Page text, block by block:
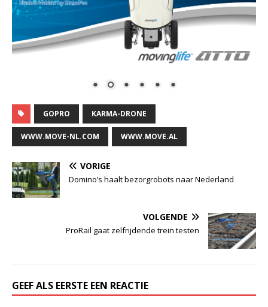
GOPRO KARMA-DRONE
WWW.MOVE-NL.COM WWW.MOVE.AL
VORIGE
Domino’s haalt bezorgrobots naar Nederland
VOLGENDE
ProRail gaat zelfrijdende trein testen
GEEF ALS EERSTE EEN REACTIE